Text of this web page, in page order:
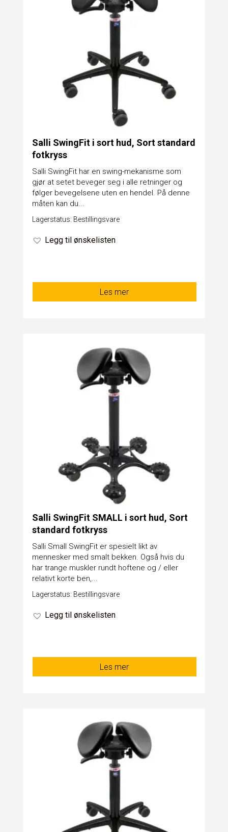
Salli SwingFit i sort hud, Sort standard
fotkryss
Salli SwingFit har en swing-mekanisme som
gjør at setet beveger seg i alle retninger og
følger bevegelsene uten en hendel. På denne
måten kan du...
Lagerstatus: Bestillingsvare
Legg til ønskelisten
Les mer
Salli SwingFit SMALL i sort hud, Sort
standard fotkryss
Salli Small SwingFit er spesielt likt av
mennesker med smalt bekken. Også hvis du
har trange muskler rundt hoftene og / eller
relativt korte ben,...
Lagerstatus: Bestillingsvare
Legg til ønskelisten
Les mer